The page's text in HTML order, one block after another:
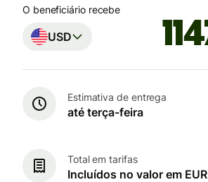
O beneficiário recebe
USD
Estimativa de entrega
até terça-feira
Total em tarifas
Incluídos no valor em EUR